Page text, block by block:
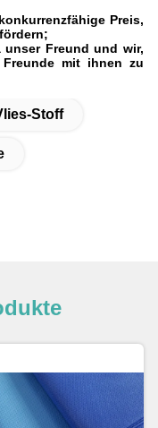
Preis,
unser Freund und wir,
mit ihnen zu
Stoff